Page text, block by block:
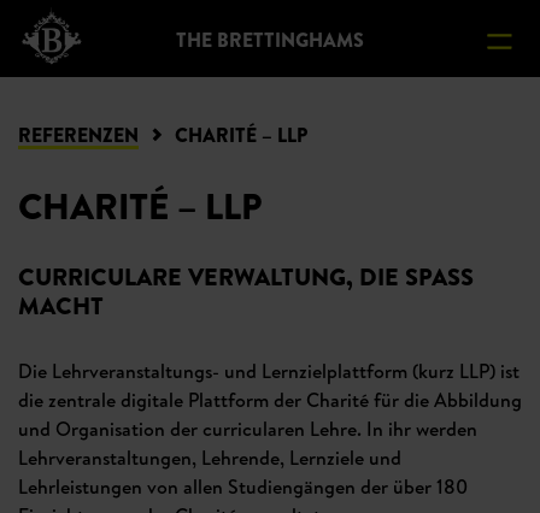
THE BRETTINGHAMS
REFERENZEN CHARITÉ – LLP
CHARITÉ – LLP
CURRICULARE VERWALTUNG, DIE SPASS
MACHT
Die Lehrveranstaltungs- und Lernzielplattform (kurz LLP) ist
die zentrale digitale Plattform der Charité für die Abbildung
und Organisation der curricularen Lehre. In ihr werden
Lehrveranstaltungen, Lehrende, Lernziele und
Lehrleistungen von allen Studiengängen der über 180